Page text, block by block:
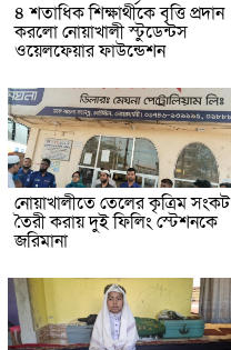
৪ শতাধিক শিক্ষার্থীকে বৃত্তি প্রদান
করলো নোয়াখালী স্টুডেন্টস
ওয়েলফেয়ার ফাউন্ডেশন
নোয়াখালীতে তেলের কৃত্রিম সংকট
তৈরী করায় দুই ফিলিং স্টেশনকে
জরিমানা